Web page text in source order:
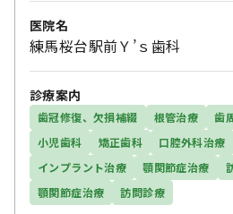
医院名
練馬桜台駅前Ｙ’ｓ歯科
診療案内
歯冠修復、欠損補綴 根管治療 歯
小児歯科
矯正歯科 口腔外科治療
インプラント治療
顎関節症治療
顎関節症治療
訪問診療